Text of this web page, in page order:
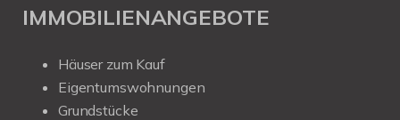
IMMOBILIENANGEBOTE
Häuser zum Kauf
Eigentumswohnungen
Grundstücke